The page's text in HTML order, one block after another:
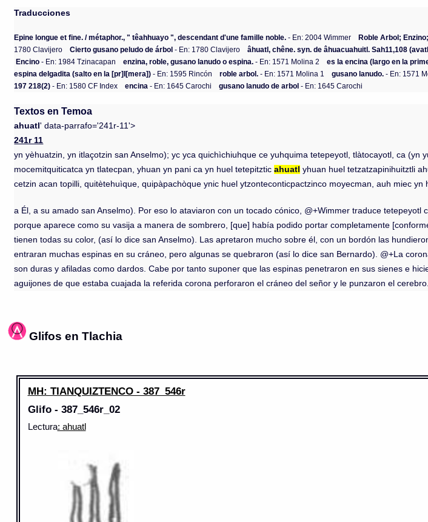
Traducciones
Epine longue et fine. / métaphor., " têahhuayo ", descendant d'une famille noble. - En: 2004 Wimmer Roble Arbol;
1780 Clavijero
Cierto gusano peludo de árbol - En: 1780 Clavijero âhuatl, chêne. syn. de âhuacuahuitl. Sah11,108
Encino - En: 1984 Tzinacapan enzina, roble, gusano lanudo o espina. - En: 1571 Molina 2 es la encina (largo en la
espina delgadita (salto en la [pr]I[mera]) - En: 1595 Rincón roble arbol. - En: 1571 Molina 1 gusano lanudo. - En: 1571
197 218(2) - En: 1580 CF Index encina - En: 1645 Carochi gusano lanudo de arbol - En: 1645 Carochi
Textos en Temoa
ahuatl' data-parrafo='241r-11'>
241r 11
yn yèhuatzin, yn itlaçotzin san Anselmo); yc yca quichìchiuhque ce yuhquima tetepeyotl, tlàtocayotl, ca
mocemitquiticatca yn tlatecpan, yhuan yn pani ca yn huel tetepitzticahuatl yhuan huel tetzatzapinihuitztli
cetzin acan topilli, quitètehuìque, quipàpachòque ynic huel ytzonteconticpactzinco moyecman, auh miec
a Él, a su amado san Anselmo). Por eso lo ataviaron con un tocado cónico, @+Wimmer traduce
porque aparece como su vasija a manera de sombrero, [que] había podido portar completamente
tienen todas su color, (así lo dice san Anselmo). Las apretaron mucho sobre él, con un bordón las
entraran muchas espinas en su cráneo, pero algunas se quebraron (así lo dice san Bernardo). @+La
son duras y afiladas como dardos. Cabe por tanto suponer que las espinas penetraron en sus sienes e
aguijones de que estaba cuajada la referida corona perforaron el cráneo del señor y le punzaron el
Glifos en Tlachia
MH: TIANQUIZTENCO - 387_546r
Glifo - 387_546r_02
Lectura: ahuatl